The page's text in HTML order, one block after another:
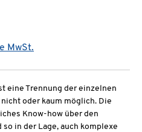
MwSt.
eine Trennung der einzelnen
oder kaum möglich. Die
Know-how über den
in der Lage, auch komplexe